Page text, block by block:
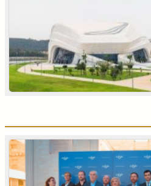
العهد مياه سبتة المحتلة على